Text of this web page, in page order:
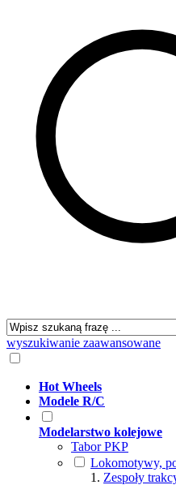
wyszukiwanie zaawansowane
Hot Wheels
Modele R/C
Modelarstwo kolejowe
Tabor PKP
Lokomotywy,
Zespoły